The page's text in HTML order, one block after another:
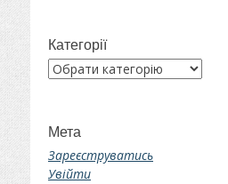
Категорії
Категорії
Мета
Зареєструватись
Увійти